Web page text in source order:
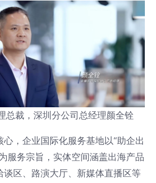
总裁，深圳分公司总经理颜全铨
心，企业国际化服务基地以“助企出
服务宗旨，实体空间涵盖出海产品
谈区、路演大厅、新媒体直播区等